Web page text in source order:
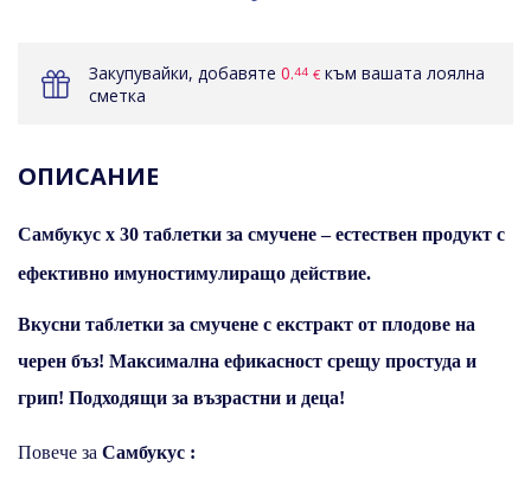
Закупувайки, добавяте 0.44 € към вашата лоялна
сметка
ОПИСАНИЕ
Самбукус х 30 таблетки за смучене – естествен продукт с
ефективно имуностимулиращо действие.
Вкусни таблетки за смучене с екстракт от плодове на
черен бъз! Максимална ефикасност срещу простуда и
грип! Подходящи за възрастни и деца!
Повече за Самбукус :